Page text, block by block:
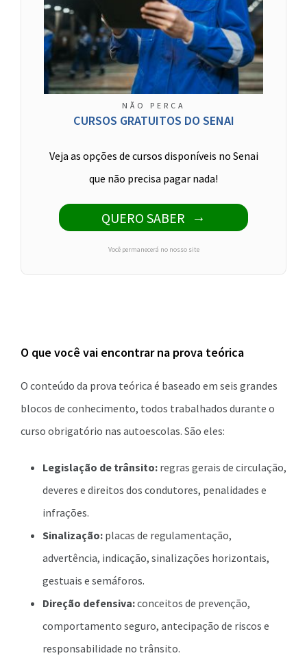
NÃO PERCA
CURSOS GRATUITOS DO SENAI
Veja as opções de cursos disponíveis no Senai
que não precisa pagar nada!
QUERO SABER
Você permanecerá no nosso site
O que você vai encontrar na prova teórica
O conteúdo da prova teórica é baseado em seis grandes
blocos de conhecimento, todos trabalhados durante o
curso obrigatório nas autoescolas. São eles:
Legislação de trânsito: regras gerais de circulação,
deveres e direitos dos condutores, penalidades e
infrações.
Sinalização: placas de regulamentação,
advertência, indicação, sinalizações horizontais,
gestuais e semáforos.
Direção defensiva:conceitos de prevenção,
comportamento seguro, antecipação de riscos e
responsabilidade no trânsito.